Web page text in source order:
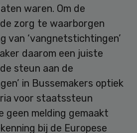
waren. Om de
zorg te waarborgen
van ‘vangnetstichtingen’
daarom een juiste
steun aan de
in Bussemakers optiek
voor staatssteun
geen melding gemaakt
bij de Europese